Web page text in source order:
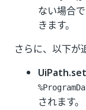
ない場合
きます。
さらに、以下が
されます。